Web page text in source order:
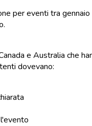
per eventi tra
e Australia che
dovevano: